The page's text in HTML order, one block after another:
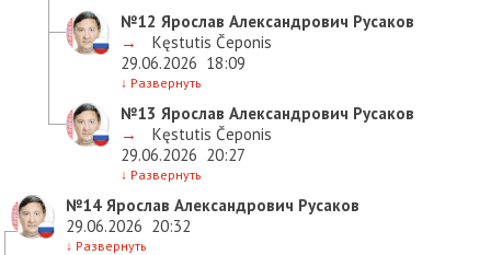
№12 Ярослав Александрович Русаков
→
Kęstutis Čeponis
29.06.2026 18:09
↓ Развернуть
№13 Ярослав Александрович Русаков
→
Kęstutis Čeponis
29.06.2026 20:27
↓ Развернуть
№14 Ярослав Александрович Русаков
29.06.2026 20:32
↓ Развернуть